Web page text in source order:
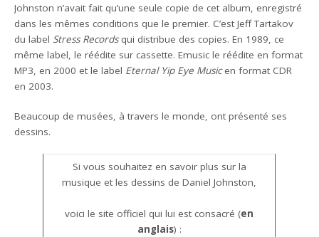
Johnston n’avait fait qu’une seule copie de cet album, enregistré
dans les mêmes conditions que le premier. C’est Jeff Tartakov
du label Stress Recordsqui distribue des copies. En 1989, ce
même label, le réédite sur cassette. Emusic le réédite en format
MP3, en 2000 et le label Eternal Yip Eye Musicen format CDR
en 2003.
Beaucoup de musées, à travers le monde, ont présenté ses
dessins.
Si vous souhaitez en savoir plus sur la
musique et les dessins de Daniel Johnston,
voici le site officiel qui lui est consacré (en
anglais) :